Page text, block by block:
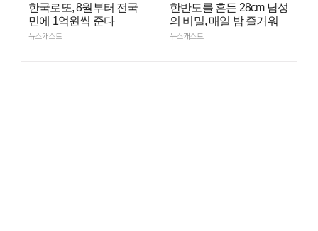
한국로또, 8월부터 전국
민에 1억원씩 준다
뉴스캐스트
한반도를 흔든 28cm 남성
의 비밀, 매일 밤 즐거워
뉴스캐스트